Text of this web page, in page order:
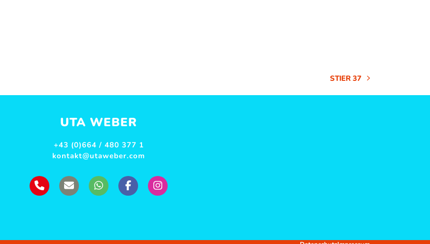
NÄCHSTER
BEITRAG:
STIER 37
UTA WEBER
+43 (0)664 / 480 377 1
kontakt@utaweber.com